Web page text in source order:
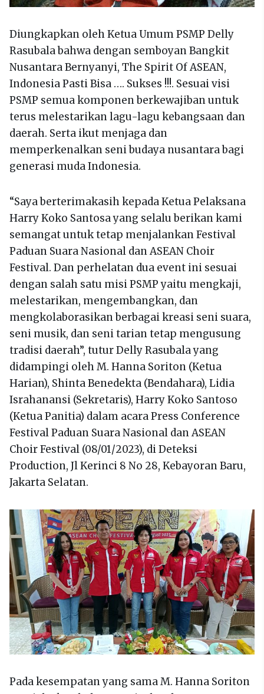
Diungkapkan oleh Ketua Umum PSMP Delly
Rasubala bahwa dengan semboyan Bangkit
Nusantara Bernyanyi, The Spirit Of ASEAN,
Indonesia Pasti Bisa …. Sukses !!!. Sesuai visi
PSMP semua komponen berkewajiban untuk
terus melestarikan lagu-lagu kebangsaan dan
daerah. Serta ikut menjaga dan
memperkenalkan seni budaya nusantara bagi
generasi muda Indonesia.
“Saya berterimakasih kepada Ketua Pelaksana
Harry Koko Santosa yang selalu berikan kami
semangat untuk tetap menjalankan Festival
Paduan Suara Nasional dan ASEAN Choir
Festival. Dan perhelatan dua event ini sesuai
dengan salah satu misi PSMP yaitu mengkaji,
melestarikan, mengembangkan, dan
mengkolaborasikan berbagai kreasi seni suara,
seni musik, dan seni tarian tetap mengusung
tradisi daerah”, tutur Delly Rasubala yang
didampingi oleh M. Hanna Soriton (Ketua
Harian), Shinta Benedekta (Bendahara), Lidia
Israhanansi (Sekretaris), Harry Koko Santoso
(Ketua Panitia) dalam acara Press Conference
Festival Paduan Suara Nasional dan ASEAN
Choir Festival (08/01/2023), di Deteksi
Production, Jl Kerinci 8 No 28, Kebayoran Baru,
Jakarta Selatan.
Pada kesempatan yang sama M. Hanna Soriton